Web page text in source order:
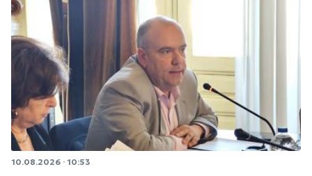
10.08.2026 · 10:53